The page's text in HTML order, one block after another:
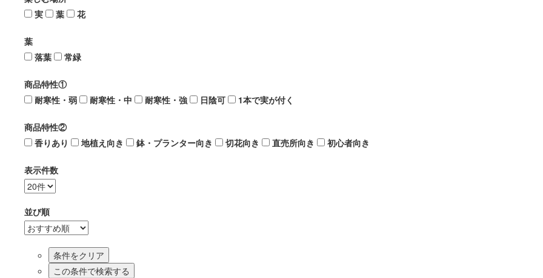
実
葉 花
葉
落葉
常緑
商品特性①
耐寒性・弱
耐寒性・中 耐寒性・強 日陰可 1本で実が付く
商品特性②
香りあり
地植え向き 鉢・プランター向き 切花向き 直売所向き 初心者向き
表示件数
並び順
この条件で検索する